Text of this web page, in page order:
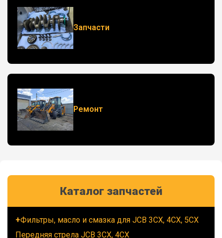
Запчасти
Ремонт
Каталог запчастей
Фильтры, масло и смазка для JCB 3CX, 4CX, 5CX
Передняя стрела JCB 3CX, 4CX